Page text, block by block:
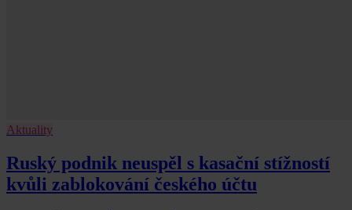
Aktuality
Ruský podnik neuspěl s kasační stížností
kvůli zablokování českého účtu